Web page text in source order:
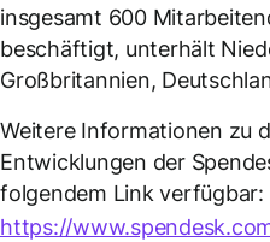
insgesamt 600
beschäftigt, unterhält
Großbritannien,
Weitere Informationen zu
Entwicklungen der
folgendem Link verfügbar:
https://